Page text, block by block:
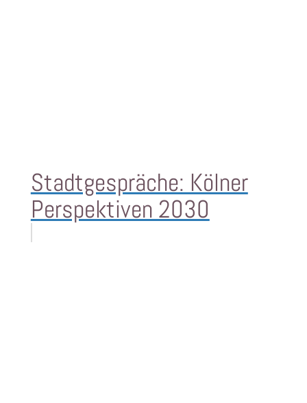
Stadtgespräche: Kölner
Perspektiven 2030